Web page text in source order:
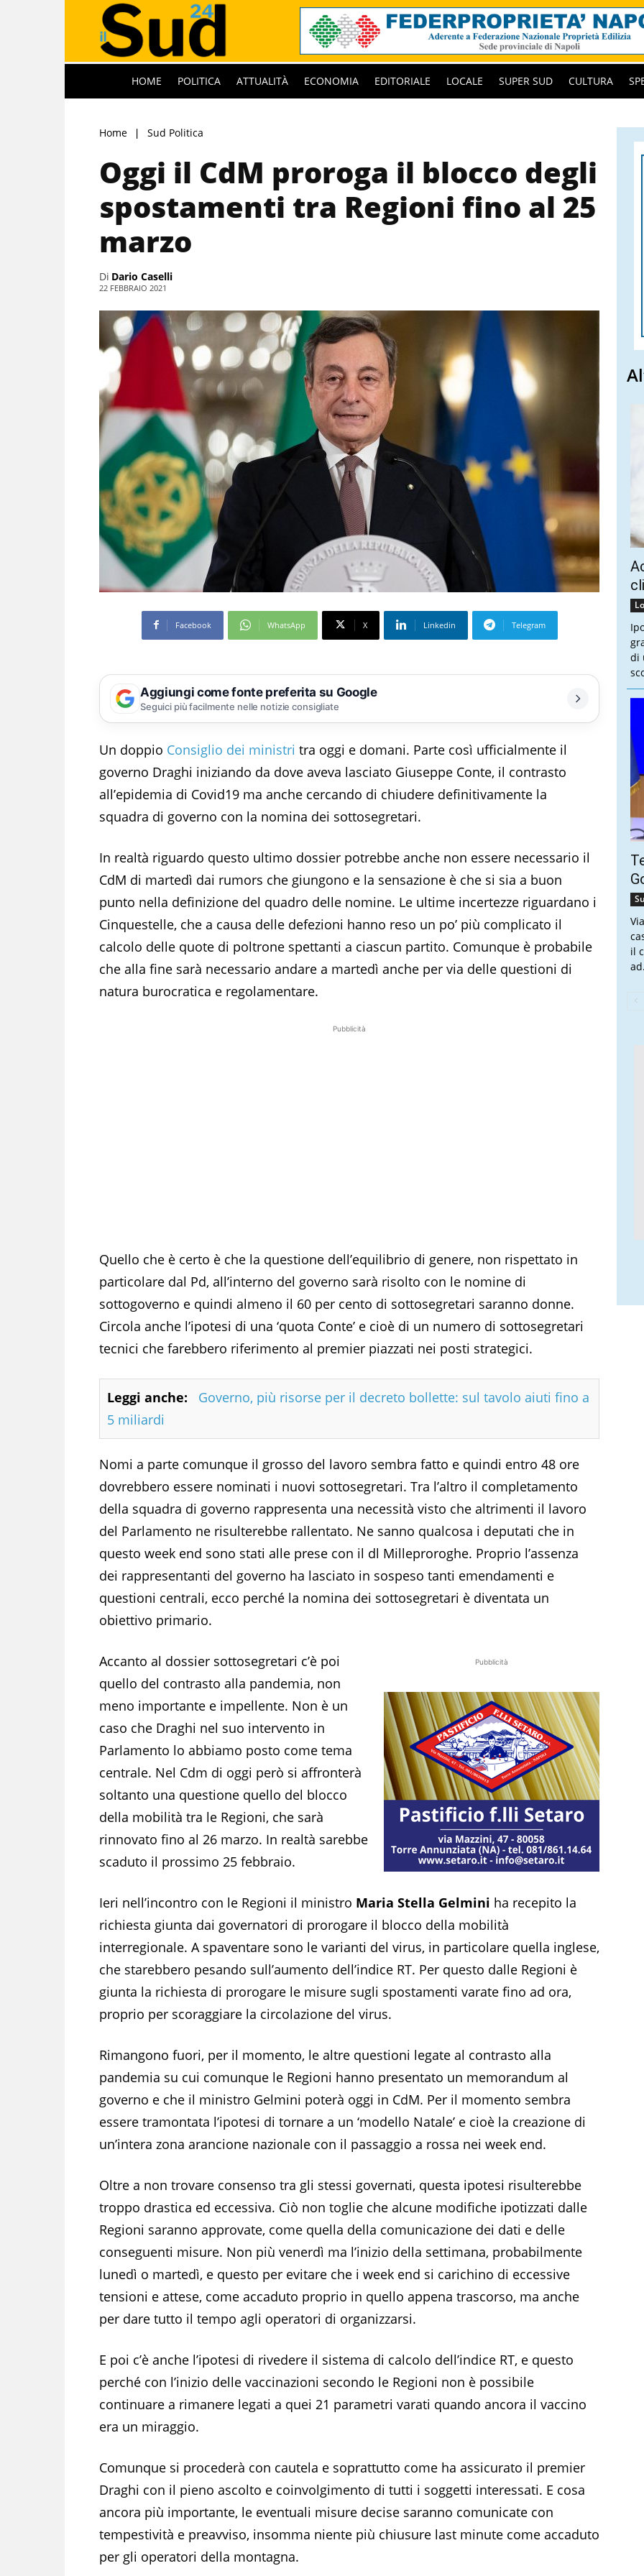
HOME POLITICA ATTUALITÀ ECONOMIA EDITORIALE LOCALE SUPER SUD CULTURA
Home Sud Politica
Oggi il CdM proroga il blocco degli
spostamenti tra Regioni fino al 25
marzo
Di Dario Caselli
22 FEBBRAIO 2021
Facebook WhatsApp X Linkedin Telegram
Aggiungi come fonte preferita su Google
Seguici più facilmente nelle notizie consigliate
Un doppio Consiglio dei ministri tra oggi e domani. Parte così ufficialmente il
governo Draghi iniziando da dove aveva lasciato Giuseppe Conte, il contrasto
all’epidemia di Covid19 ma anche cercando di chiudere definitivamente la
squadra di governo con la nomina dei sottosegretari.
In realtà riguardo questo ultimo dossier potrebbe anche non essere necessario il
CdM di martedì dai rumors che giungono e la sensazione è che si sia a buon
punto nella definizione del quadro delle nomine. Le ultime incertezze riguardano i
Cinquestelle, che a causa delle defezioni hanno reso un po’ più complicato il
calcolo delle quote di poltrone spettanti a ciascun partito. Comunque è probabile
che alla fine sarà necessario andare a martedì anche per via delle questioni di
natura burocratica e regolamentare.
Pubblicità
Quello che è certo è che la questione dell’equilibrio di genere, non rispettato in
particolare dal Pd, all’interno del governo sarà risolto con le nomine di
sottogoverno e quindi almeno il 60 per cento di sottosegretari saranno donne.
Circola anche l’ipotesi di una ‘quota Conte’ e cioè di un numero di sottosegretari
tecnici che farebbero riferimento al premier piazzati nei posti strategici.
Leggi anche:
Governo, più risorse per il decreto bollette: sul tavolo aiuti fino a
5 miliardi
Nomi a parte comunque il grosso del lavoro sembra fatto e quindi entro 48 ore
dovrebbero essere nominati i nuovi sottosegretari. Tra l’altro il completamento
della squadra di governo rappresenta una necessità visto che altrimenti il lavoro
del Parlamento ne risulterebbe rallentato. Ne sanno qualcosa i deputati che in
questo week end sono stati alle prese con il dl Milleproroghe. Proprio l’assenza
dei rappresentanti del governo ha lasciato in sospeso tanti emendamenti e
questioni centrali, ecco perché la nomina dei sottosegretari è diventata un
obiettivo primario.
Pubblicità
Accanto al dossier sottosegretari c’è poi
quello del contrasto alla pandemia, non
meno importante e impellente. Non è un
caso che Draghi nel suo intervento in
Parlamento lo abbiamo posto come tema
centrale. Nel Cdm di oggi però si affronterà
soltanto una questione quello del blocco
della mobilità tra le Regioni, che sarà
rinnovato fino al 26 marzo. In realtà sarebbe
scaduto il prossimo 25 febbraio.
Ieri nell’incontro con le Regioni il ministro Maria Stella Gelmini ha recepito la
richiesta giunta dai governatori di prorogare il blocco della mobilità
interregionale. A spaventare sono le varianti del virus, in particolare quella inglese,
che starebbero pesando sull’aumento dell’indice RT. Per questo dalle Regioni è
giunta la richiesta di prorogare le misure sugli spostamenti varate fino ad ora,
proprio per scoraggiare la circolazione del virus.
Rimangono fuori, per il momento, le altre questioni legate al contrasto alla
pandemia su cui comunque le Regioni hanno presentato un memorandum al
governo e che il ministro Gelmini poterà oggi in CdM. Per il momento sembra
essere tramontata l’ipotesi di tornare a un ‘modello Natale’ e cioè la creazione di
un’intera zona arancione nazionale con il passaggio a rossa nei week end.
Oltre a non trovare consenso tra gli stessi governati, questa ipotesi risulterebbe
troppo drastica ed eccessiva. Ciò non toglie che alcune modifiche ipotizzati dalle
Regioni saranno approvate, come quella della comunicazione dei dati e delle
conseguenti misure. Non più venerdì ma l’inizio della settimana, probabilmente
lunedì o martedì, e questo per evitare che i week end si carichino di eccessive
tensioni e attese, come accaduto proprio in quello appena trascorso, ma anche
per dare tutto il tempo agli operatori di organizzarsi.
E poi c’è anche l’ipotesi di rivedere il sistema di calcolo dell’indice RT, e questo
perché con l’inizio delle vaccinazioni secondo le Regioni non è possibile
continuare a rimanere legati a quei 21 parametri varati quando ancora il vaccino
era un miraggio.
Comunque si procederà con cautela e soprattutto come ha assicurato il premier
Draghi con il pieno ascolto e coinvolgimento di tutti i soggetti interessati. E cosa
ancora più importante, le eventuali misure decise saranno comunicate con
tempestività e preavviso, insomma niente più chiusure last minute come accaduto
per gli operatori della montagna.
di
il